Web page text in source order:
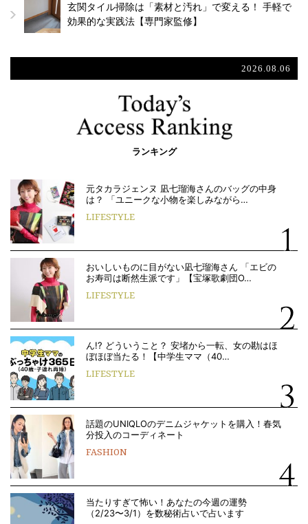
玄関タイル掃除は「素材と汚れ」で変える！ 手軽で
効果的な実践法【専門家監修】
2026.08.06
ランキング
元タカラジェンヌ 凪七瑠海さんのバッグの中身
は？ 「ユニークな小物を楽しみながら…
LIFESTYLE
おいしいものに目がない凪七瑠海さん 「エビの
お寿司は断然生派です」【宝塚歌劇団O…
LIFESTYLE
ん!? どういうこと？ 安堵から一転、女の勘はほ
ぼほぼ当たる！【中学生ママ（40…
LIFESTYLE
話題のUNIQLOのデニムジャケットを購入！春気
分投入のコーディネート
FASHION
当たりすぎて怖い！あなたの今週の運勢
（2/23〜3/1）を数秘術占いで占います